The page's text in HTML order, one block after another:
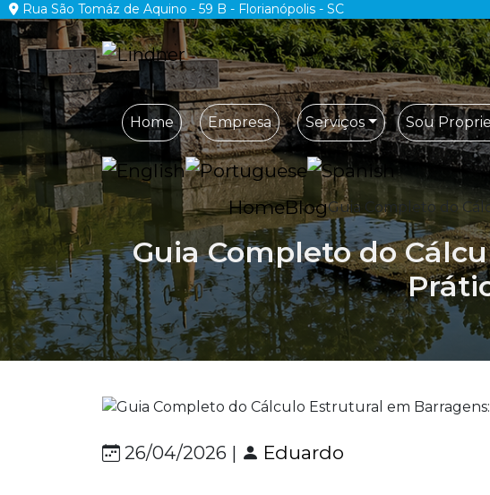
Rua São Tomáz de Aquino - 59 B - Florianópolis - SC
Home Empresa Serviços Sou
HomeBlogGuia Completo do
Guia Completo do
26/04/2026 | Eduardo